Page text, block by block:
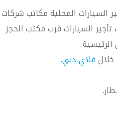
السيارات المحلية مكاتب شركات
السيارات قرب مكتب الحجز
فلاي دبي.